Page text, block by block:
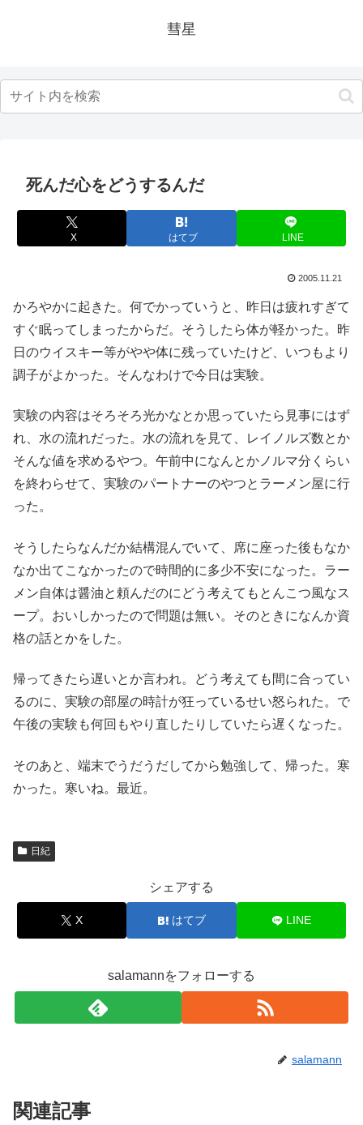
彗星
死んだ心をどうするんだ
X はてブ LINE
2005.11.21
かろやかに起きた。何でかっていうと、昨日は疲れすぎて
すぐ眠ってしまったからだ。そうしたら体が軽かった。昨
日のウイスキー等がやや体に残っていたけど、いつもより
調子がよかった。そんなわけで今日は実験。
実験の内容はそろそろ光かなとか思っていたら見事にはず
れ、水の流れだった。水の流れを見て、レイノルズ数とか
そんな値を求めるやつ。午前中になんとかノルマ分くらい
を終わらせて、実験のパートナーのやつとラーメン屋に行
った。
そうしたらなんだか結構混んでいて、席に座った後もなか
なか出てこなかったので時間的に多少不安になった。ラー
メン自体は醤油と頼んだのにどう考えてもとんこつ風なス
ープ。おいしかったので問題は無い。そのときになんか資
格の話とかをした。
帰ってきたら遅いとか言われ。どう考えても間に合ってい
るのに、実験の部屋の時計が狂っているせい怒られた。で
午後の実験も何回もやり直したりしていたら遅くなった。
そのあと、端末でうだうだしてから勉強して、帰った。寒
かった。寒いね。最近。
日紀
シェアする
X はてブ LINE
salamannをフォローする
salamann
関連記事